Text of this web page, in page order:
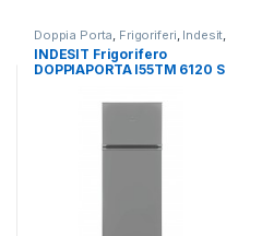
Doppia Porta Frigoriferi Indesit
Libera Installazione
INDESIT Frigorifero
DOPPIAPORTA I55TM 6120 S